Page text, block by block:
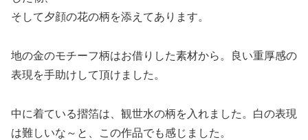
そして夕顔の花の柄を添えてあります。
地の金のモチーフ柄はお借りした素材から。良い重厚感の
表現を手助けして頂けました。
中に着ている摺箔は、観世水の柄を入れました。白の表現
は難しいな～と、この作品でも感じました。